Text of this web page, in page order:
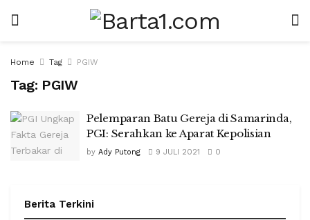
Home Tag PGIW
Tag: PGIW
Pelemparan Batu Gereja di Samarinda,
PGI: Serahkan ke Aparat Kepolisian
by Ady Putong 9 JULI 2021 0
Berita Terkini